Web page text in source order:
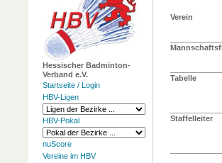
Hessischer Badminton-
Verband e.V.
Startseite / Login
HBV-Ligen
HBV-Pokal
nuScore
Vereine im HBV
Verein
Tabelle
Staffelleiter